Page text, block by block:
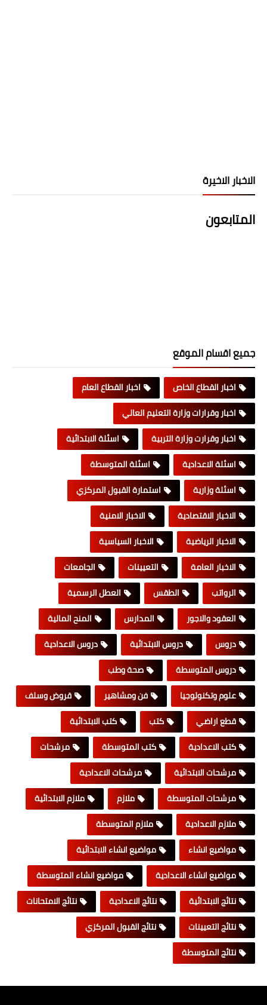
الاخبار الاخيرة
المتابعون
جميع اقسام الموقع
اخبار القطاع الخاص
اخبار القطاع العام
اخبار وقرارات وزارة التعليم العالي
اخبار وقرارت وزارة التربية
اسئلة الابتدائية
اسئلة الاعدادية
اسئلة المتوسطة
اسئلة وزارية
استمارة القبول المركزي
الاخبار الاقتصادية
الاخبار الامنية
الاخبار الرياضية
الاخبار السياسية
الاخبار العامة
التعيينات
الجامعات
الرواتب
الطقس
العطل الرسمية
العقود والاجور
المدارس
المنح المالية
دروس
دروس الابتدائية
دروس الاعدادية
دروس المتوسطة
صحة وطب
علوم وتكنولوجيا
فن ومشاهير
قروض وسلف
قطع اراضي
كتب
كتب الابتدائية
كتب الاعدادية
كتب المتوسطة
مرشحات
مرشحات الابتدائية
مرشحات الاعدادية
مرشحات المتوسطة
ملازم
ملازم الابتدائية
ملازم الاعدادية
ملازم المتوسطة
مواضيع انشاء
مواضيع انشاء الابتدائية
مواضيع انشاء الاعدادية
مواضيع انشاء المتوسطة
نتائج الابتدائية
نتائج الاعدادية
نتائج الامتحانات
نتائج التعيينات
نتائج القبول المركزي
نتائج المتوسطة